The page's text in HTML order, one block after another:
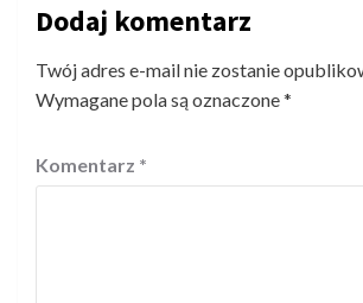
Dodaj komentarz
Twój adres e-mail nie zostanie
Wymagane pola są oznaczone*
Komentarz *